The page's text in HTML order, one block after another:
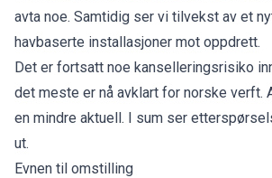
avta noe. Samtidig ser vi tilvekst av et
havbaserte installasjoner mot oppdrett.
Det er fortsatt noe kanselleringsrisiko
det meste er nå avklart for norske verft.
en mindre aktuell. I sum ser
ut.
Evnen til omstilling